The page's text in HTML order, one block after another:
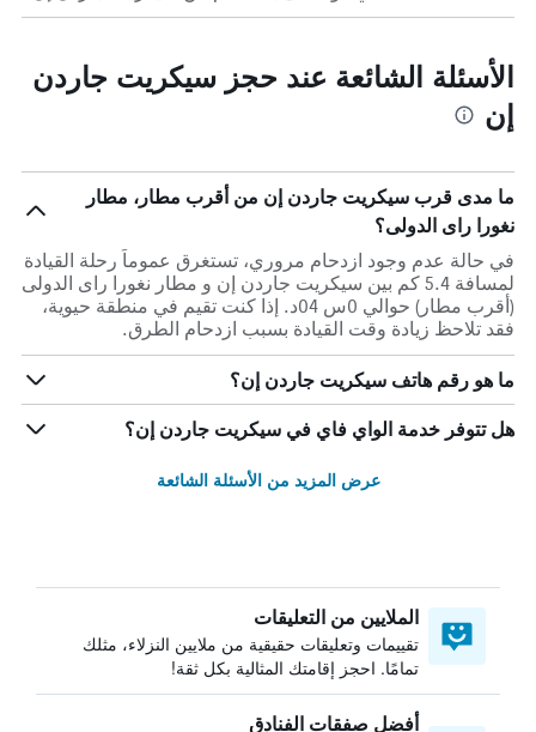
الأسئلة الشائعة عند حجز سيكريت جاردن
إن
ما مدى قرب سيكريت جاردن إن من أقرب مطار، مطار
نغورا راى الدولى؟
في حالة عدم وجود ازدحام مروري، تستغرق عموماً رحلة القيادة
لمسافة 5.4 كم بين سيكريت جاردن إن و مطار نغورا راى الدولى
(أقرب مطار) حوالي 0س 04د. إذا كنت تقيم في منطقة حيوية،
فقد تلاحظ زيادة وقت القيادة بسبب ازدحام الطرق.
ما هو رقم هاتف سيكريت جاردن إن؟
هل تتوفر خدمة الواي فاي في سيكريت جاردن إن؟
عرض المزيد من الأسئلة الشائعة
الملايين من التعليقات
تقييمات وتعليقات حقيقية من ملايين النزلاء، مثلك
تمامًا. احجز إقامتك المثالية بكل ثقة!
أفضل صفقات الفنادق